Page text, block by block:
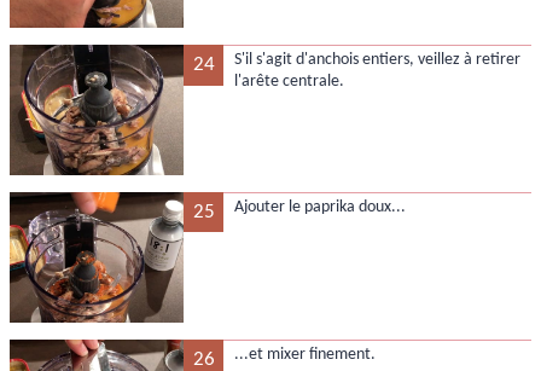
24
S'il s'agit d'anchois entiers, veillez à retirer
l'arête centrale.
25 Ajouter le paprika doux...
26 ...et mixer finement.